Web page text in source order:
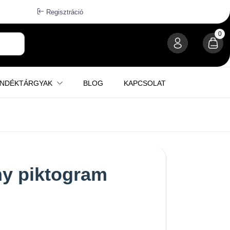
Regisztráció
0
BLOG KAPCSOLAT
piktogram